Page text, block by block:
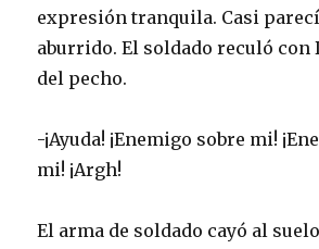
expresión tranquila. Casi
aburrido. El soldado reculó con
del pecho.
-¡Ayuda! ¡Enemigo sobre mi!
mi! ¡Argh!
El arma de soldado cayó al